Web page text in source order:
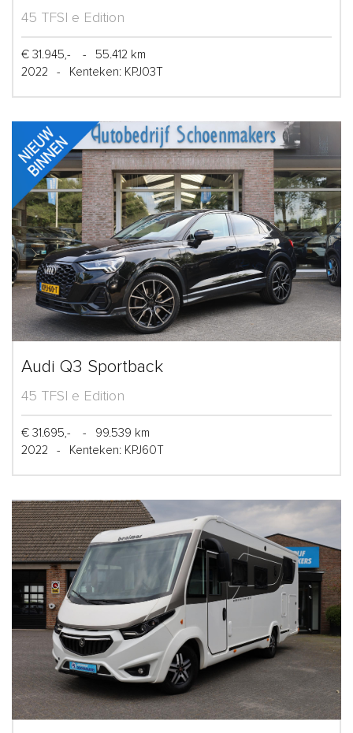
45 TFSI e Edition
€ 31.945,- -
55.412 km
2022
- Kenteken: KPJ03T
Audi Q3 Sportback
45 TFSI e Edition
€ 31.695,- -
99.539 km
2022
- Kenteken: KPJ60T